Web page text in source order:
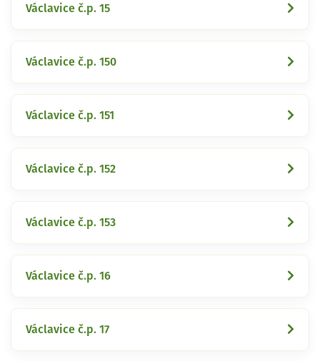
Václavice č.p. 15
Václavice č.p. 150
Václavice č.p. 151
Václavice č.p. 152
Václavice č.p. 153
Václavice č.p. 16
Václavice č.p. 17